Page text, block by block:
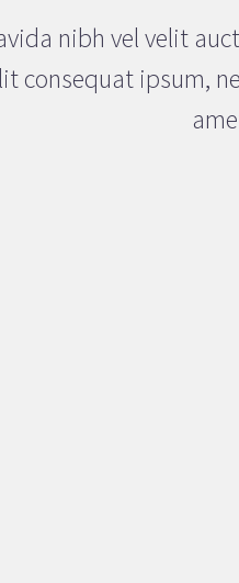
nibh vel velit
consequat ipsum,